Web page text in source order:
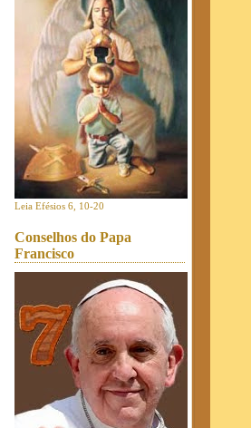
Leia Efésios 6, 10-20
Conselhos do Papa
Francisco